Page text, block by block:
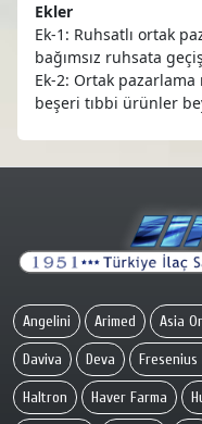
Ekler
Ek-1: Ruhsatlı ortak
bağımsız ruhsata
Ek-2: Ortak
beşeri tıbbi ürünler
Angelini Arimed Asia
Daviva Deva Fresenius
Haltron Haver Farma